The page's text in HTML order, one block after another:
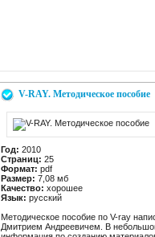
V-RAY. Методическое пособие
Год: 2010
Страниц: 25
Формат: pdf
Размер: 7,08 мб
Качество: хорошее
Язык: русский
Методическое пособие по V-ray
Дмитрием Андреевичем. В